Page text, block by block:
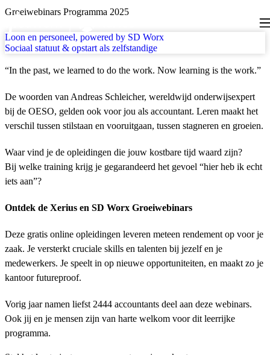
Skip to main content
AccDesk H1
Groeiwebinars Programma 2025
Loon en personeel, powered by SD Worx
Sociaal statuut & opstart als zelfstandige
“In the past, we learned to do the work. Now learning is the work.”
De woorden van Andreas Schleicher, wereldwijd onderwijsexpert
bij de OESO, gelden ook voor jou als accountant. Leren maakt het
verschil tussen stilstaan en vooruitgaan, tussen stagneren en groeien.
Waar vind je de opleidingen die jouw kostbare tijd waard zijn?
Bij welke training krijg je gegarandeerd het gevoel “hier heb ik echt
iets aan”?
Ontdek de Xerius en SD Worx Groeiwebinars
Deze gratis online opleidingen leveren meteen rendement op voor je
zaak. Je versterkt cruciale skills en talenten bij jezelf en je
medewerkers. Je speelt in op nieuwe opportuniteiten, en maakt zo je
kantoor futureproof.
Vorig jaar namen liefst 2444 accountants deel aan deze webinars.
Ook jij en je mensen zijn van harte welkom voor dit leerrijke
programma.